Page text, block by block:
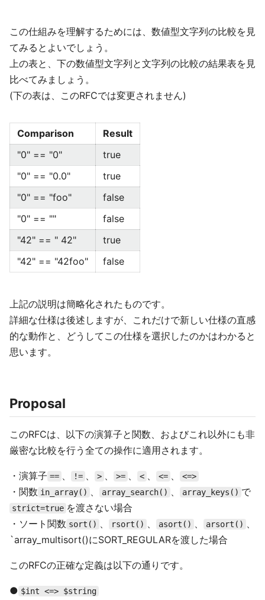
この仕組みを理解するためには、数値型文字列の比較を見
てみるとよいでしょう。
上の表と、下の数値型文字列と文字列の比較の結果表を見
比べてみましょう。
(下の表は、このRFCでは変更されません)
Comparison
Result
"0" == "0"
true
"0" == "0.0"
true
"0" == "foo"
false
"0" == ""
false
"42" == " 42"
true
"42" == "42foo"
false
上記の説明は簡略化されたものです。
詳細な仕様は後述しますが、これだけで新しい仕様の直感
的な動作と、どうしてこの仕様を選択したのかはわかると
思います。
Proposal
このRFCは、以下の演算子と関数、およびこれ以外にも非
厳密な比較を行う全ての操作に適用されます。
・演算子 == 、 != 、 > 、 >= 、 < 、 <= 、 <=>
・関数 in_array() 、 array_search() 、 array_keys() で
strict=true を渡さない場合
・ソート関数 sort() 、 rsort() 、 asort() 、 arsort() 、
`array_multisort()にSORT_REGULARを渡した場合
このRFCの正確な定義は以下の通りです。
● $int <=> $string